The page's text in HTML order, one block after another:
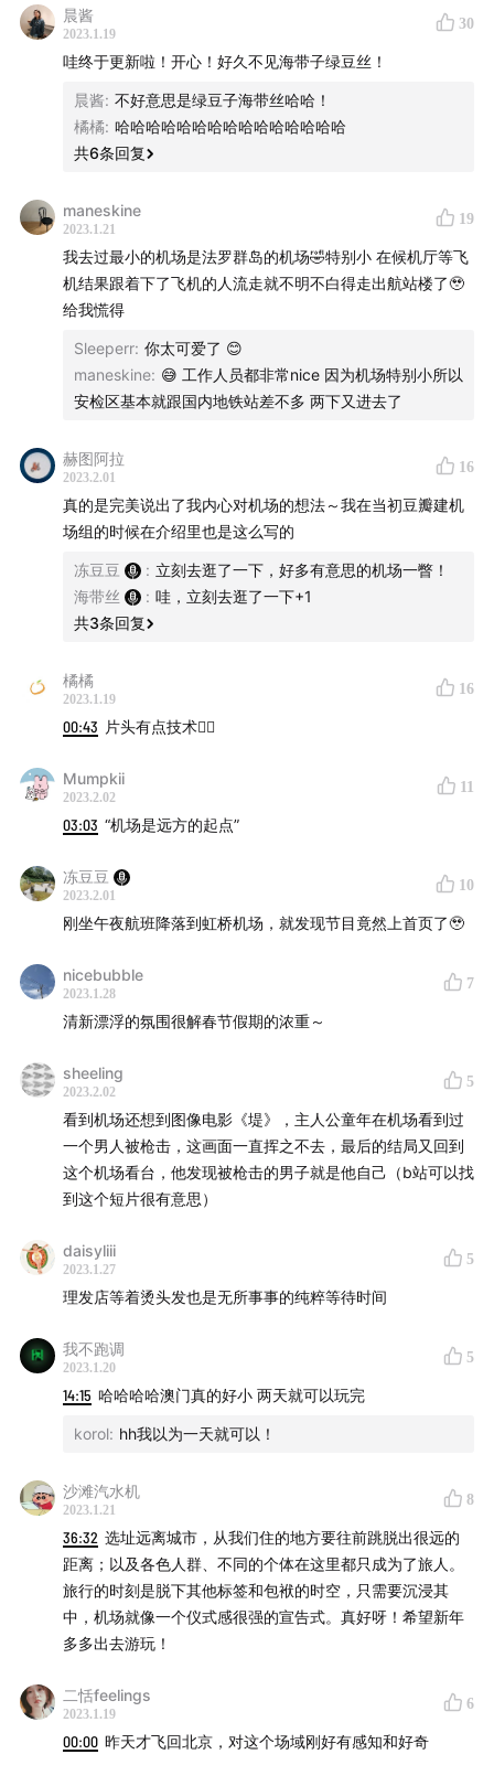
德波顿说过，机场最富有魅力的地方就是航站楼里到处可
下走到售票柜台前，不到几个小时即可出发前往某个遥远
的地方。除此之外，机场仿佛也是一个能够放大人类情感
甚至还有购物的激情....
2023年的到来，一切好像有了积极的转变，我们也决定揣
着重拾的自由，大步向前迈出一步。重新来到机场里，望
着头顶滚动的屏幕，新的一年，远方近在咫尺，出发就在
👀 本期内容我们也会做成一篇图文并茂的公众号，强烈建
如果您喜欢本期节目，欢迎通过
🎙️ 主播：
绿豆子：很久没有坐飞机
海带丝：新年期待多去机场
📌 在这一期你将听到：
Part 1 机场是远方的起点
02:10出远门第一步：去远一点的机场
12:20机场定义着城市的边界
13:40
16:40
20:50与天空无限接近的通透感
25:00带火星人看看人类的智慧结晶
30:50废弃了的机场会被回收吗
Part 3 机场是让情感外露的舞台
32:10饱满的期待与想象
40:20 情绪转折点-安检口
44:20自由的缝隙，费钱的缝隙，等待的缝隙
Part 4 新的一年重获随心飞的自由
本集内容索引：
✈ 提及机场：
美国丹佛机场
伦敦希思罗机场
伦敦斯坦斯特德机场
北京大兴机场
深圳宝安机场
巴黎戴高乐机场
上海龙华机场 - 上海油罐艺术中心
✈ 书影音作品：
晨酱
2023.1.19
30
哇终于更新啦！开心！好久不见海带子绿豆丝！
晨酱: 不好意思是绿豆子海带丝哈哈！
橘橘: 哈哈哈哈哈哈哈哈哈哈哈哈哈哈哈
共6条回复
maneskine
2023.1.21
19
我去过最小的机场是法罗群岛的机场🤣特别小 在候机厅等飞
机结果跟着下了飞机的人流走就不明不白得走出航站楼了🥹
给我慌得
Sleeperr: 你太可爱了 😊
maneskine: 😅 工作人员都非常nice 因为机场特别小所以
安检区基本就跟国内地铁站差不多 两下又进去了
赫图阿拉
2023.2.01
16
真的是完美说出了我内心对机场的想法～我在当初豆瓣建机
场组的时候在介绍里也是这么写的
冻豆豆 : 立刻去逛了一下，好多有意思的机场一瞥！
海带丝
: 哇，立刻去逛了一下+1
共3条回复
橘橘
2023.1.19
16
00:43 片头有点技术👍🏻
Mumpkii
2023.2.02
11
03:03 “机场是远方的起点”
冻豆豆
2023.2.01
10
刚坐午夜航班降落到虹桥机场，就发现节目竟然上首页了🥹
nicebubble
2023.1.28
7
清新漂浮的氛围很解春节假期的浓重～
sheeling
2023.2.02
5
看到机场还想到图像电影《堤》，主人公童年在机场看到过
一个男人被枪击，这画面一直挥之不去，最后的结局又回到
这个机场看台，他发现被枪击的男子就是他自己（b站可以找
到这个短片很有意思）
daisyliii
2023.1.27
5
理发店等着烫头发也是无所事事的纯粹等待时间
我不跑调
2023.1.20
5
14:15 哈哈哈哈澳门真的好小 两天就可以玩完
korol: hh我以为一天就可以！
沙滩汽水机
2023.1.21
8
36:32 选址远离城市，从我们住的地方要往前跳脱出很远的
距离；以及各色人群、不同的个体在这里都只成为了旅人。
旅行的时刻是脱下其他标签和包袱的时空，只需要沉浸其
中，机场就像一个仪式感很强的宣告式。真好呀！希望新年
多多出去游玩！
二恬feelings
2023.1.19
6
00:00 昨天才飞回北京，对这个场域刚好有感知和好奇